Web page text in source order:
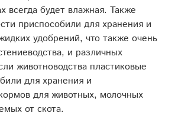
всегда будет влажная. Также
приспособили для хранения и
удобрений, что также очень
и различных
животноводства пластиковые
для хранения и
для животных, молочных
от скота.